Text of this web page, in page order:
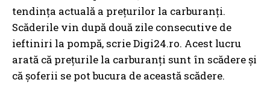
tendința actuală a prețurilor la carburanți.
Scăderile vin după două zile consecutive de
ieftiniri la pompă, scrie Digi24.ro. Acest lucru
arată că prețurile la carburanți sunt în scădere și
că șoferii se pot bucura de această scădere.